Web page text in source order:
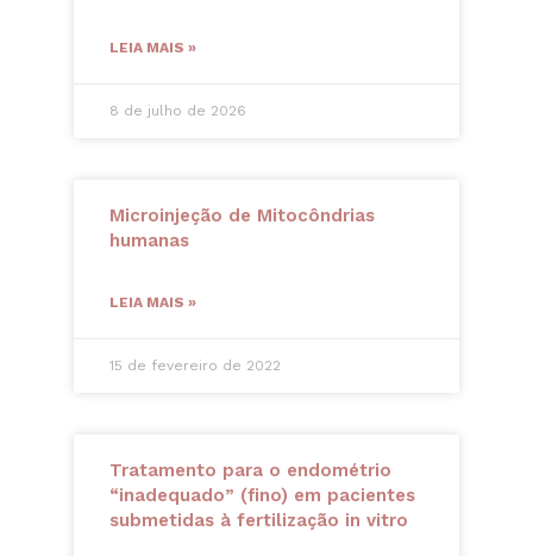
LEIA MAIS »
8 de julho de 2026
Microinjeção de Mitocôndrias
humanas
LEIA MAIS »
15 de fevereiro de 2022
Tratamento para o endométrio
“inadequado” (fino) em pacientes
submetidas à fertilização in vitro